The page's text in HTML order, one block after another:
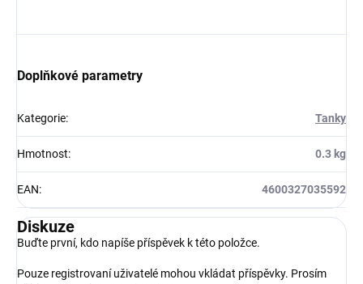
Doplňkové parametry
Kategorie: Tanky
Hmotnost: 0.3 kg
EAN: 4600327035592
Diskuze
Buďte první, kdo napíše příspěvek k této položce.
Pouze registrovaní uživatelé mohou vkládat příspěvky. Prosím